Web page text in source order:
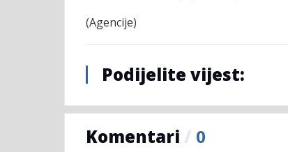
(Agencije)
Podijelite vijest:
Komentari / 0